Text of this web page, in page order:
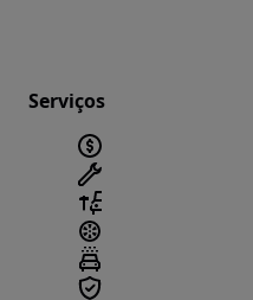
Serviços